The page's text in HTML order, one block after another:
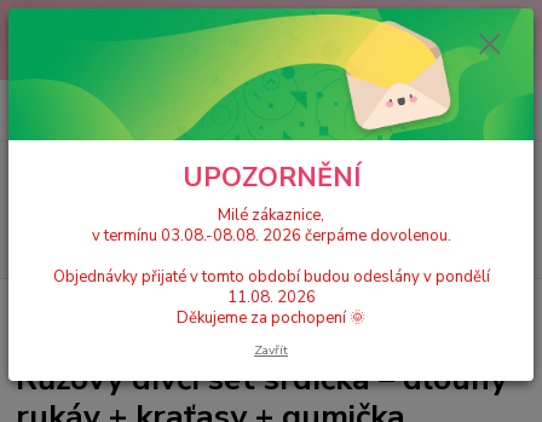
Milé zákaznice, v termínu 03.08.-08.08. 2026 čerpáme dovolenou.
Objednávky přijaté v tomto období budou odeslány v pondělí 11.08.
2026 Děkujeme za pochopení 🌞
CZK
Hledat
+420 777 224 390
(Po-Pá, 9-17 hod.)
0 Kč
Růžový dívčí set srdíčka – dlouhý rukáv +
Růžový dívčí set srdíčka – dlouhý
UPOZORNĚNÍ
Milé zákaznice,
v termínu 03.08.-08.08. 2026 čerpáme dovolenou.
Objednávky přijaté v tomto období budou odeslány v pondělí
11.08. 2026
Děkujeme za pochopení 🌞
Zavřít